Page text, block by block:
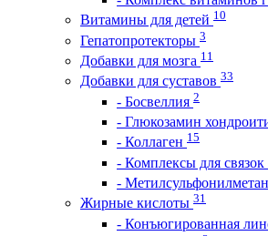
Витамины для детей 10
Гепатопротекторы 3
Добавки для мозга 11
Добавки для суставов 33
- Босвеллия 2
- Глюкозамин
- Коллаген 15
- Комплексы для связок
-
Жирные кислоты 31
- Конъюгированная